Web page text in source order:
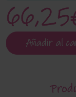
Añadir al